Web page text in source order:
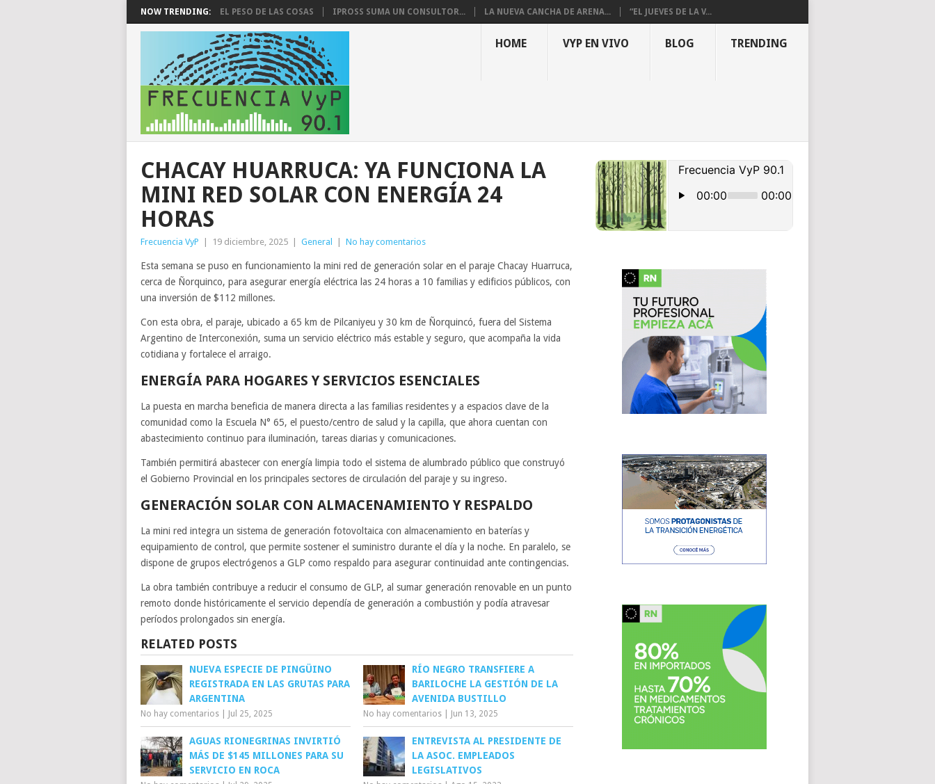
NOW TRENDING: EL PESO DE LAS COSAS IPROSS SUMA UN CONSULTOR... LA NUEVA CANCHA DE ARENA... “EL JUEVES DE LA V...
HOME VYP EN VIVO BLOG TRENDING
CHACAY HUARRUCA: YA FUNCIONA LA
MINI RED SOLAR CON ENERGÍA 24
HORAS
Frecuencia VyP 19 diciembre, 2025 General No hay comentarios
Esta semana se puso en funcionamiento la mini red de generación solar en el paraje Chacay Huarruca,
cerca de Ñorquinco, para asegurar energía eléctrica las 24 horas a 10 familias y edificios públicos, con
una inversión de $112 millones.
Con esta obra, el paraje, ubicado a 65 km de Pilcaniyeu y 30 km de Ñorquincó, fuera del Sistema
Argentino de Interconexión, suma un servicio eléctrico más estable y seguro, que acompaña la vida
cotidiana y fortalece el arraigo.
ENERGÍA PARA HOGARES Y SERVICIOS ESENCIALES
La puesta en marcha beneficia de manera directa a las familias residentes y a espacios clave de la
comunidad como la Escuela N° 65, el puesto/centro de salud y la capilla, que ahora cuentan con
abastecimiento continuo para iluminación, tareas diarias y comunicaciones.
También permitirá abastecer con energía limpia todo el sistema de alumbrado público que construyó
el Gobierno Provincial en los principales sectores de circulación del paraje y su ingreso.
GENERACIÓN SOLAR CON ALMACENAMIENTO Y RESPALDO
La mini red integra un sistema de generación fotovoltaica con almacenamiento en baterías y
equipamiento de control, que permite sostener el suministro durante el día y la noche. En paralelo, se
dispone de grupos electrógenos a GLP como respaldo para asegurar continuidad ante contingencias.
La obra también contribuye a reducir el consumo de GLP, al sumar generación renovable en un punto
remoto donde históricamente el servicio dependía de generación a combustión y podía atravesar
períodos prolongados sin energía.
RELATED POSTS
NUEVA ESPECIE DE PINGÜINO
REGISTRADA EN LAS GRUTAS PARA
ARGENTINA
No hay comentarios Jul 25, 2025
RÍO NEGRO TRANSFIERE A
BARILOCHE LA GESTIÓN DE LA
AVENIDA BUSTILLO
No hay comentarios Jun 13, 2025
AGUAS RIONEGRINAS INVIRTIÓ
MÁS DE $145 MILLONES PARA SU
SERVICIO EN ROCA
ENTREVISTA AL PRESIDENTE DE
LA ASOC. EMPLEADOS
LEGISLATIVOS